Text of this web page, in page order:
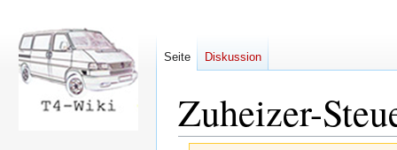
Zuheizer-
Seite Diskussion